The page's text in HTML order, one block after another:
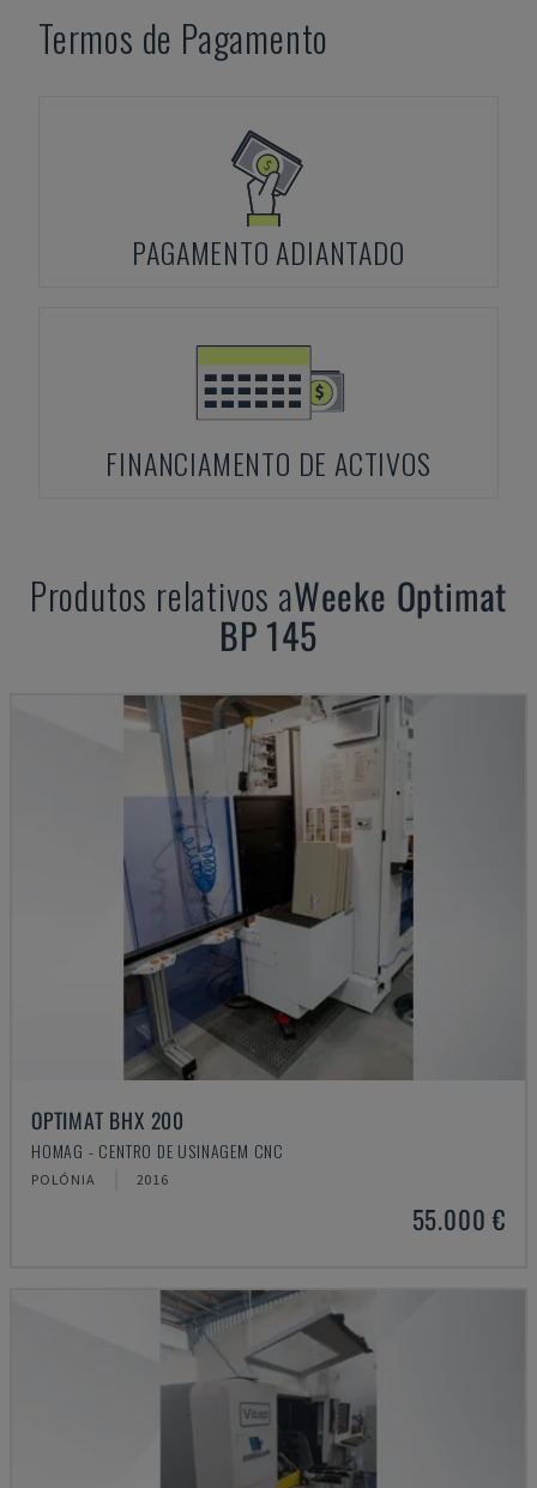
Termos de Pagamento
PAGAMENTO ADIANTADO
FINANCIAMENTO DE ACTIVOS
Produtos relativos aWeeke Optimat
BP 145
OPTIMAT BHX 200
HOMAG - CENTRO DE USINAGEM CNC
POLÓNIA 2016
55.000 €